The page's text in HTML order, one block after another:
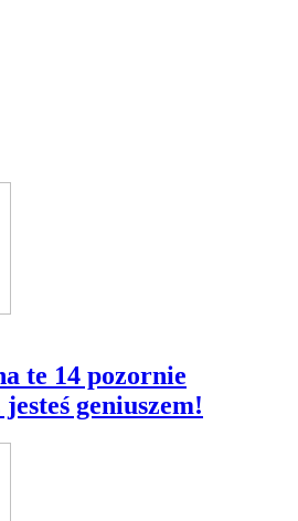
te 14 pozornie
geniuszem!